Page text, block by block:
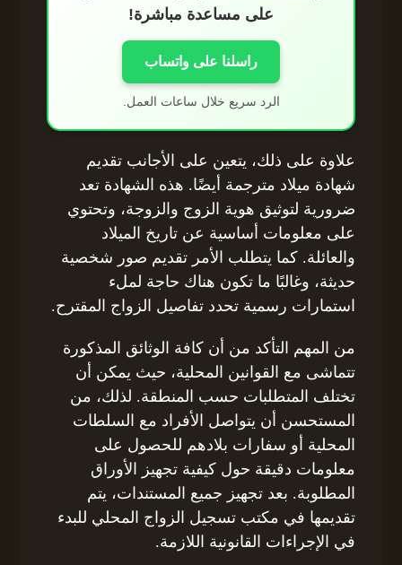
على مساعدة مباشرة!
راسلنا على واتساب
الرد سريع خلال ساعات العمل.
علاوة على ذلك، يتعين على الأجانب تقديم
شهادة ميلاد مترجمة أيضًا. هذه الشهادة تعد
ضرورية لتوثيق هوية الزوج والزوجة، وتحتوي
على معلومات أساسية عن تاريخ الميلاد
والعائلة. كما يتطلب الأمر تقديم صور شخصية
حديثة، وغالبًا ما تكون هناك حاجة لملء
استمارات رسمية تحدد تفاصيل الزواج المقترح.
من المهم التأكد من أن كافة الوثائق المذكورة
تتماشى مع القوانين المحلية، حيث يمكن أن
تختلف المتطلبات حسب المنطقة. لذلك، من
المستحسن أن يتواصل الأفراد مع السلطات
المحلية أو سفارات بلادهم للحصول على
معلومات دقيقة حول كيفية تجهيز الأوراق
المطلوبة. بعد تجهيز جميع المستندات، يتم
تقديمها في مكتب تسجيل الزواج المحلي للبدء
في الإجراءات القانونية اللازمة.